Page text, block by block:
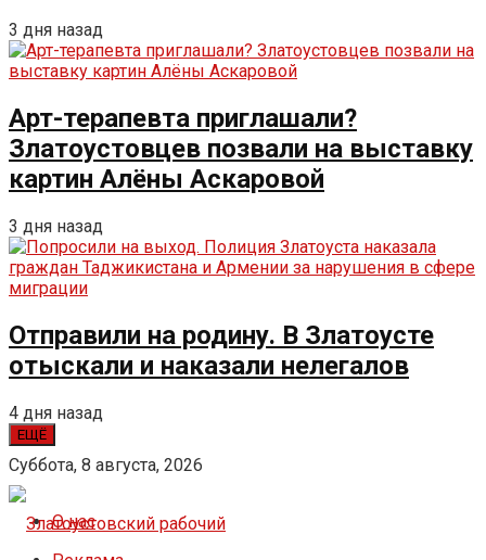
3 дня назад
Арт-терапевта приглашали?
Златоустовцев позвали на выставку
картин Алёны Аскаровой
3 дня назад
Отправили на родину. В Златоусте
отыскали и наказали нелегалов
4 дня назад
ЕЩЁ
Суббота, 8 августа, 2026
О нас